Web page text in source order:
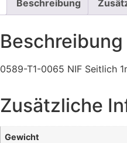
Beschreibung
Beschreibung
0589-T1-0065 NIF Seitlich
Zusätzliche
Gewicht